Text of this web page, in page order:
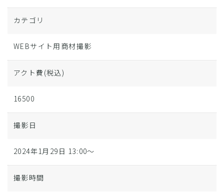
カテゴリ
WEBサイト用商材撮影
アクト費 (税込)
16500
撮影日
2024年1月29日 13:00～
撮影時間